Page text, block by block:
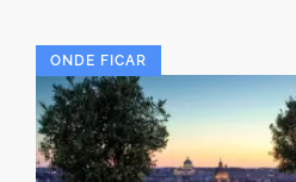
ONDE FICAR